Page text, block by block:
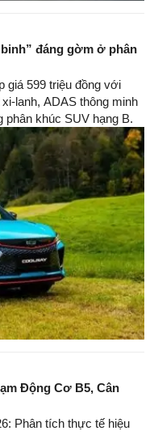
đáng gờm ở phân
giá 599 triệu đồng với
lanh, ADAS thông minh
phân khúc SUV hạng B.
Động Cơ B5, Cân
Phân tích thực tế hiệu